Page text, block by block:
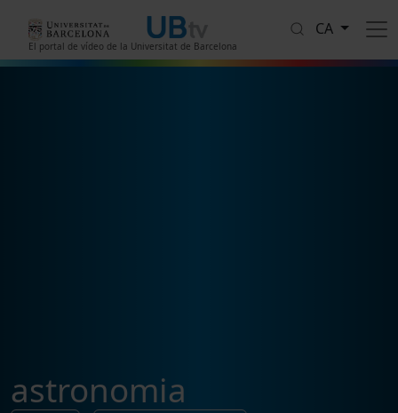
El portal de vídeo de la Universitat de Barcelona
CA
astronomia